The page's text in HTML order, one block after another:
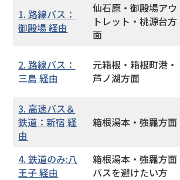
1. 路線バス：
御殿場 経由
仙石原・御殿場アウ
トレット・桃源台方
面
2. 路線バス：
三島 経由
元箱根・箱根町港・
芦ノ湖方面
3. 高速バス＆
鉄道：新宿 経
由
箱根湯本・強羅方面
4. 鉄道のみ:八
王子 経由
箱根湯本・強羅方面
バスを避けたい方